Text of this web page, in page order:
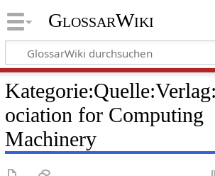
GlossarWiki
Kategorie:
ociation for Computing
Machinery